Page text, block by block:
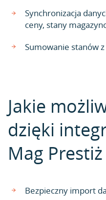
Synchronizacja
ceny, stany
Sumowanie stanów
Jakie
dzięki
Mag
Bezpieczny import